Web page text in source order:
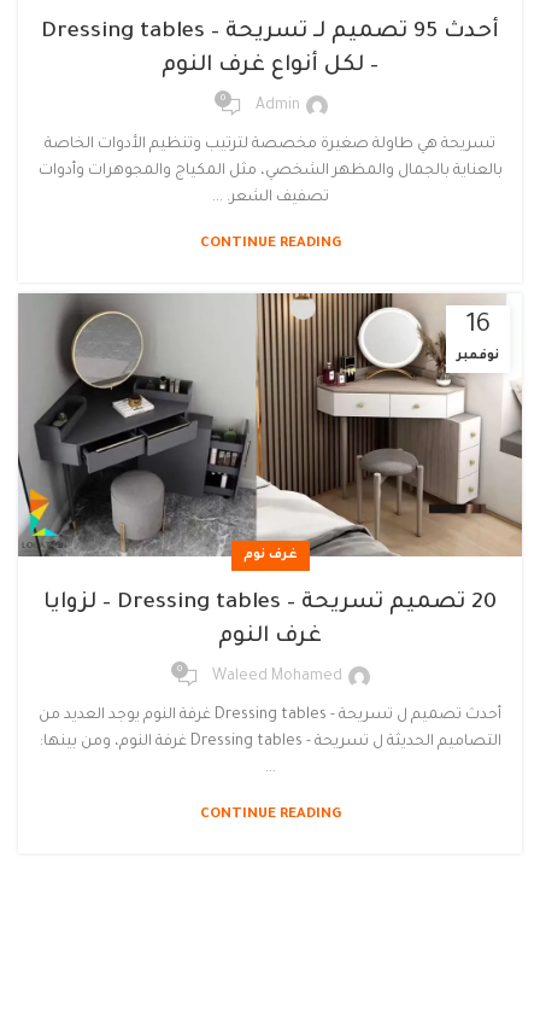
أحدث 95 تصميم لـ تسريحة – Dressing tables
– لكل أنواع غرف النوم
Admin
0
تسريحة هي طاولة صغيرة مخصصة لترتيب وتنظيم الأدوات الخاصة
بالعناية بالجمال والمظهر الشخصي، مثل المكياج والمجوهرات وأدوات
تصفيف الشعر. ...
CONTINUE READING
16
نوفمبر
غرف نوم
20 تصميم تسريحة – Dressing tables – لزوايا
غرف النوم
Waleed Mohamed
0
أحدث تصميم ل تسريحة - Dressing tables غرفة النوم يوجد العديد من
التصاميم الحديثة ل تسريحة - Dressing tables غرفة النوم، ومن بينها:
...
CONTINUE READING